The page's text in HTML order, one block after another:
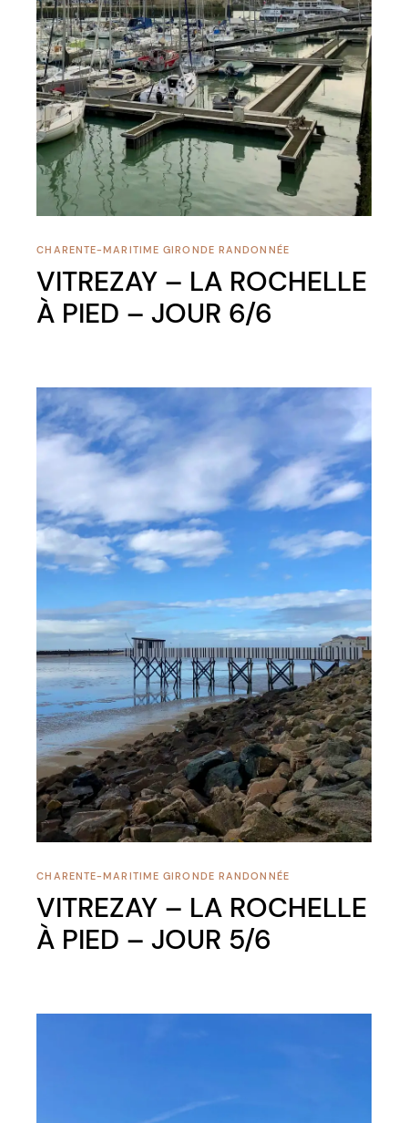
CHARENTE-MARITIMEGIRONDE RANDONNÉE
VITREZAY – LA ROCHELLE
À PIED – JOUR 6/6
CHARENTE-MARITIMEGIRONDE RANDONNÉE
VITREZAY – LA ROCHELLE
À PIED – JOUR 5/6